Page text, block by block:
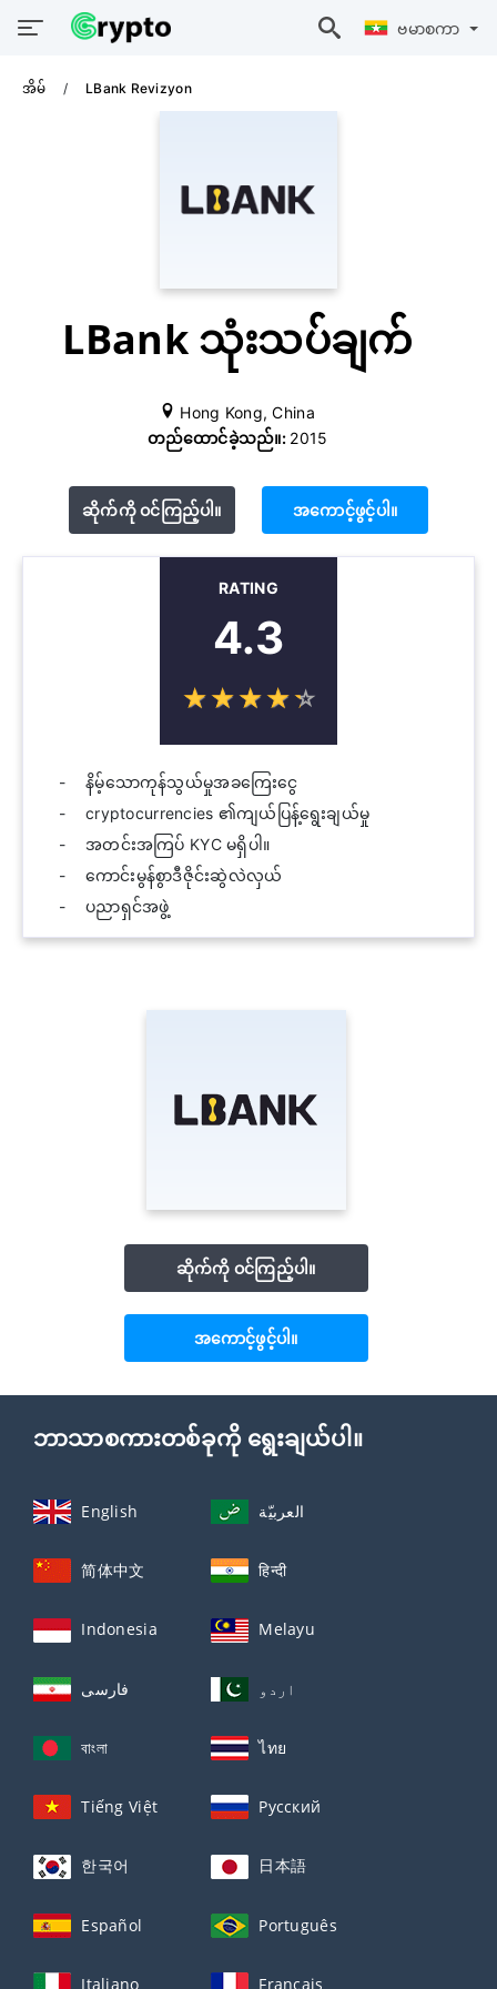
ဗမာစကာ
အိမ် LBank Revizyon
LBank သုံးသပ်ချက်
Hong Kong, China
တည်ထောင်ခဲ့သည်။: 2015
ဆိုက်ကို ဝင်ကြည့်ပါ။ အကောင့်ဖွင့်ပါ။
RATING
4.3
☆☆☆☆☆
★★★★★
နိမ့်သောကုန်သွယ်မှုအခကြေးငွေ
cryptocurrencies ၏ကျယ်ပြန့်ရွေးချယ်မှု
အတင်းအကြပ် KYC မရှိပါ။
ကောင်းမွန်စွာဒီဇိုင်းဆွဲလဲလှယ်
ပညာရှင်အဖွဲ့
ဆိုက်ကို ဝင်ကြည့်ပါ။
အကောင့်ဖွင့်ပါ။
ဘာသာစကားတစ်ခုကို ရွေးချယ်ပါ။
English العربيّة
简体中文 हिन्दी
Indonesia Melayu
فارسی اردو
বাংলা ไทย
Tiếng Việt Русский
한국어 日本語
Español Português
Italiano Français